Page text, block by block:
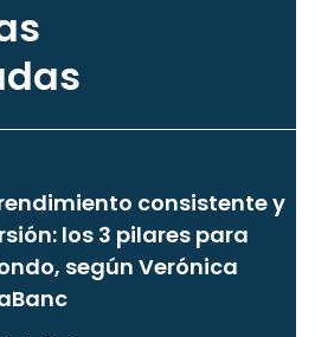
consistente y
los 3 pilares para
según Verónica